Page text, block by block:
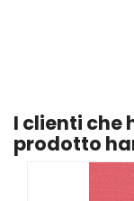
I clienti che
prodotto